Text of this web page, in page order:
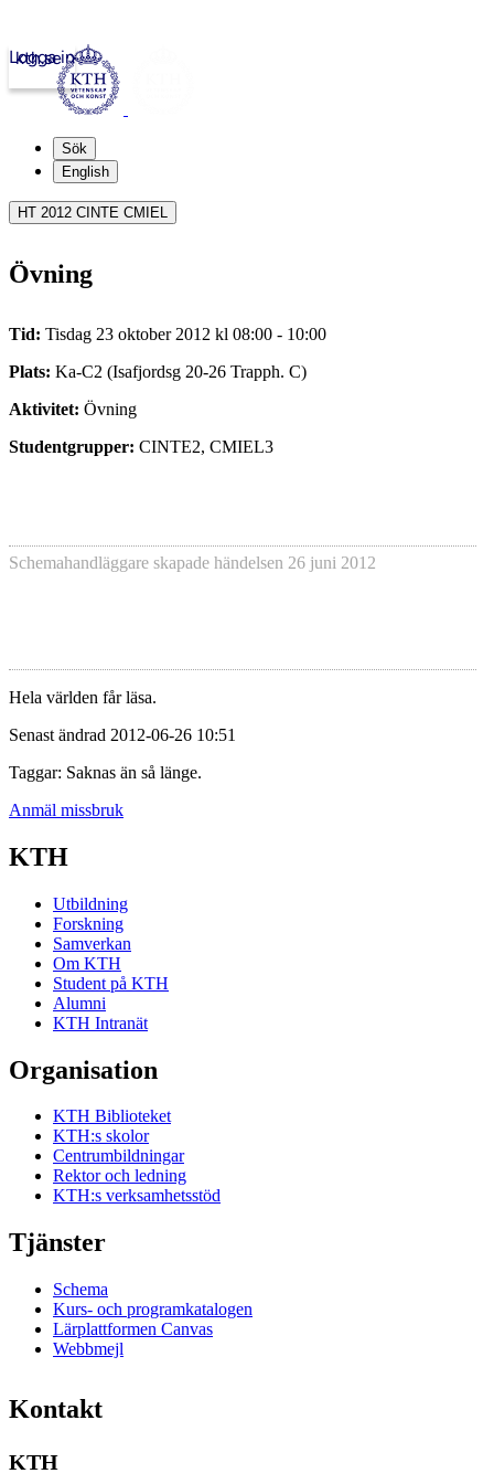
kth.se
Logga in
Sök
English
HT 2012 CINTE CMIEL
Övning
Tid: Tisdag 23 oktober 2012 kl 08:00 - 10:00
Plats: Ka-C2 (Isafjordsg 20-26 Trapph. C)
Aktivitet: Övning
Studentgrupper: CINTE2, CMIEL3
Schemahandläggare skapade händelsen 26 juni 2012
Hela världen får läsa.
Senast ändrad 2012-06-26 10:51
Taggar: Saknas än så länge.
Anmäl missbruk
KTH
Utbildning
Forskning
Samverkan
Om KTH
Student på KTH
Alumni
KTH Intranät
Organisation
KTH Biblioteket
KTH:s skolor
Centrumbildningar
Rektor och ledning
KTH:s verksamhetsstöd
Tjänster
Schema
Kurs- och programkatalogen
Lärplattformen Canvas
Webbmejl
Kontakt
KTH